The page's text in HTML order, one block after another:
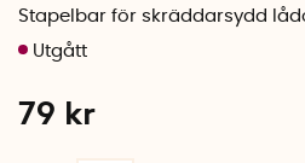
Stapelbar för skräddarsydd
79 kr